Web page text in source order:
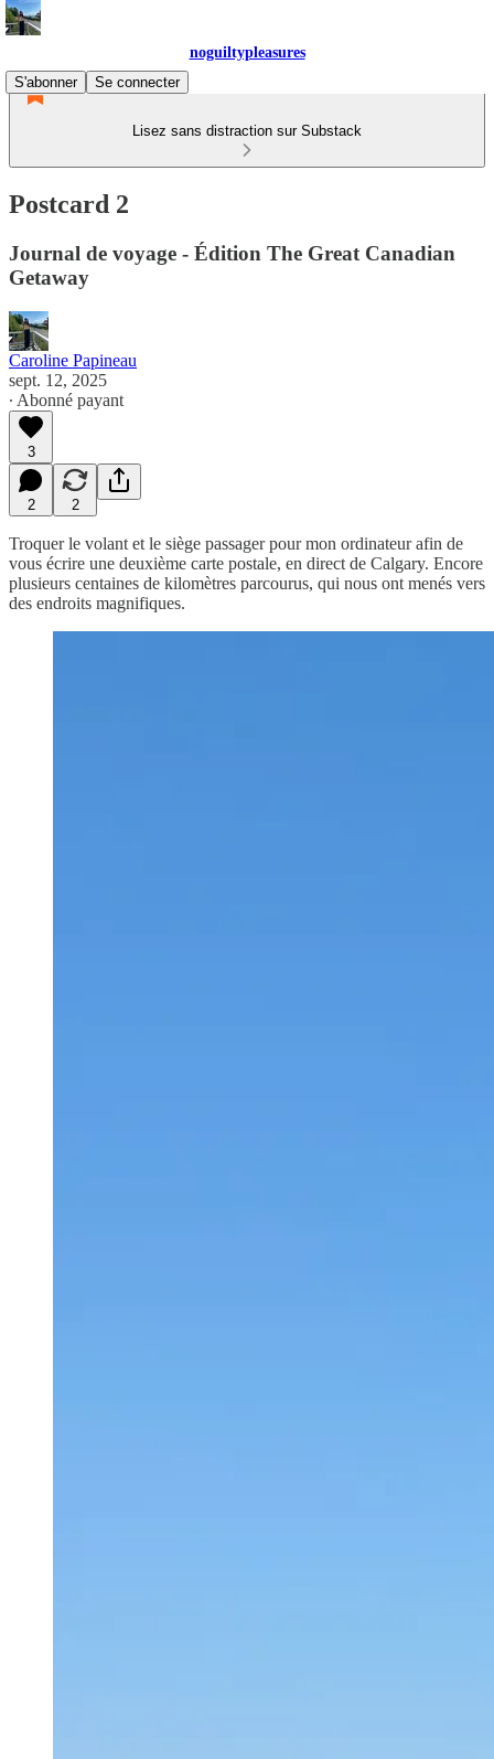
noguiltypleasures
S'abonner
Se connecter
Lisez sans distraction sur Substack
Postcard 2
Journal de voyage - Édition The Great Canadian
Getaway
Caroline Papineau
sept. 12, 2025
∙ Abonné payant
3
2 2
Troquer le volant et le siège passager pour mon ordinateur afin de
vous écrire une deuxième carte postale, en direct de Calgary. Encore
plusieurs centaines de kilomètres parcourus, qui nous ont menés vers
des endroits magnifiques.